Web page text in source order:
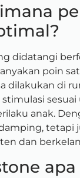
didatangi
poin
dilakukan di
anak.
tetapi
dan